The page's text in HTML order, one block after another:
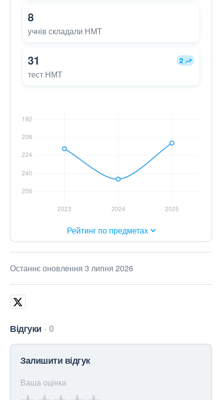
8
учнів складали НМТ
31 2
тест НМТ
Рейтинг по предметах
Останнє оновлення 3 липня 2026
Відгуки 0
Залишити відгук
Ваша оцінка